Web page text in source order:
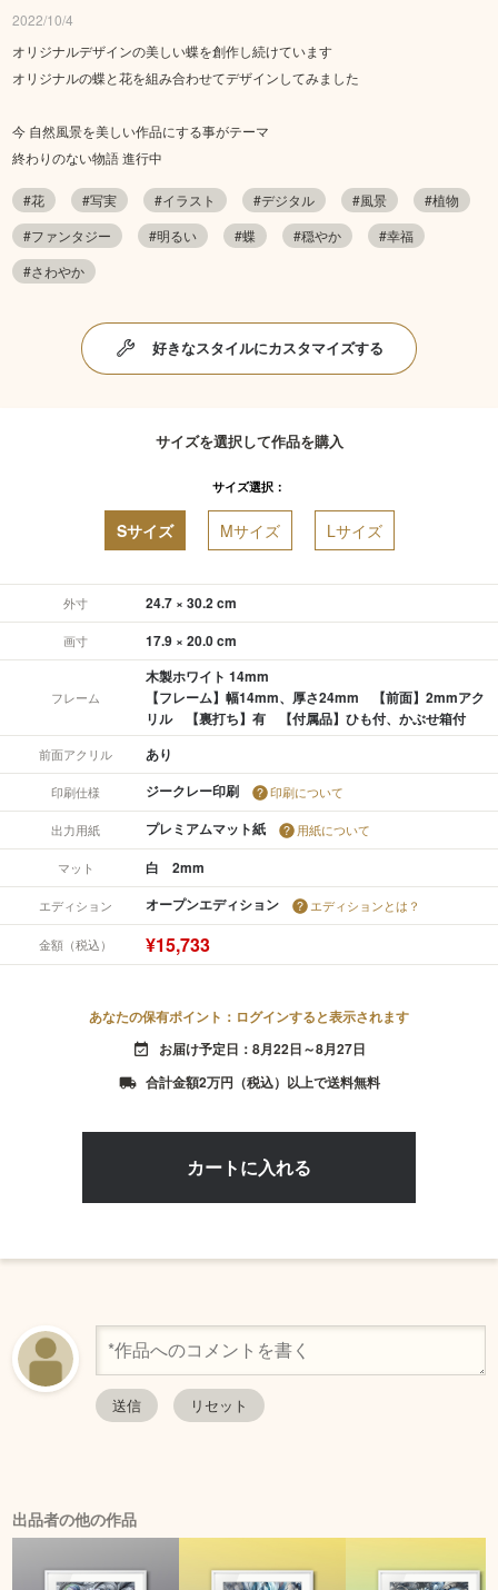
2022/10/4
オリジナルデザインの美しい蝶を創作し続けています
オリジナルの蝶と花を組み合わせてデザインしてみました
今 自然風景を美しい作品にする事がテーマ
終わりのない物語 進行中
#花 #写実 #イラスト #デジタル #風景
#植物
#ファンタジー
#明るい #蝶 #穏やか
#幸福
#さわやか
好きなスタイルにカスタマイズする
サイズを選択して作品を購入
サイズ選択：
Sサイズ Mサイズ Lサイズ
外寸 24.7 × 30.2 cm
画寸 17.9 × 20.0 cm
フレーム
木製ホワイト 14mm
【フレーム】幅14mm、厚さ24mm 【前面】2mmアク
リル 【裏打ち】有 【付属品】ひも付、かぶせ箱付
前面アクリル あり
印刷仕様 ジークレー印刷 印刷について
出力用紙 プレミアムマット紙 用紙について
マット 白 2mm
エディション オープンエディション エディションとは？
金額（税込） ¥15,733
あなたの保有ポイント：ログインすると表示されます
event_available お届け予定日：8月22日～8月27日
local_shipping 合計金額2万円（税込）以上で送料無料
出品者の他の作品